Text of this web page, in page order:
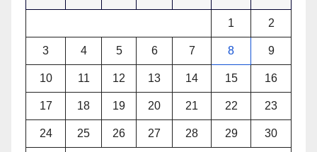
1 2
3 4 5 6 7 8 9
10 11 12 13 14 15 16
17 18 19 20 21 22 23
24 25 26 27 28 29 30